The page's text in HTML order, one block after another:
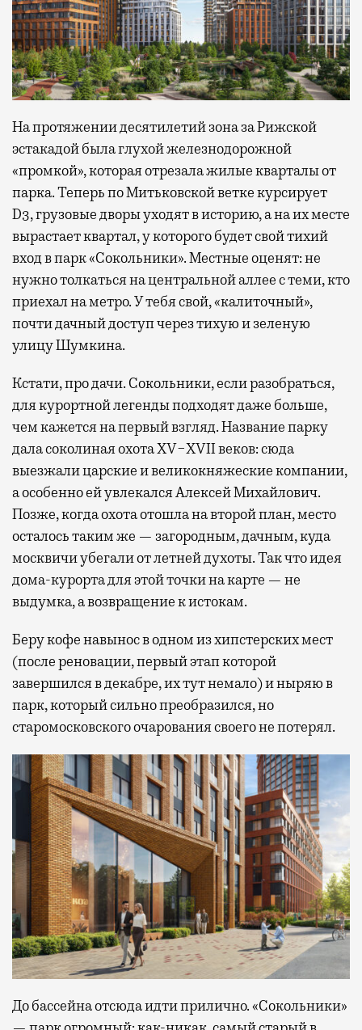
На протяжении десятилетий зона за Рижской
эстакадой была глухой железнодорожной
«промкой», которая отрезала жилые кварталы от
парка. Теперь по Митьковской ветке курсирует
D3, грузовые дворы уходят в историю, а на их месте
вырастает квартал, у которого будет свой тихий
вход в парк «Сокольники». Местные оценят: не
нужно толкаться на центральной аллее с теми, кто
приехал на метро. У тебя свой, «калиточный»,
почти дачный доступ через тихую и зеленую
улицу Шумкина.
Кстати, про дачи. Сокольники, если разобраться,
для курортной легенды подходят даже больше,
чем кажется на первый взгляд. Название парку
дала соколиная охота XV−XVII веков: сюда
выезжали царские и великокняжеские компании,
а особенно ей увлекался Алексей Михайлович.
Позже, когда охота отошла на второй план, место
осталось таким же — загородным, дачным, куда
москвичи убегали от летней духоты. Так что идея
дома-курорта для этой точки на карте — не
выдумка, а возвращение к истокам.
Беру кофе навынос в одном из хипстерских мест
(после реновации, первый этап которой
завершился в декабре, их тут немало) и ныряю в
парк, который сильно преобразился, но
старомосковского очарования своего не потерял.
До бассейна отсюда идти прилично. «Сокольники»